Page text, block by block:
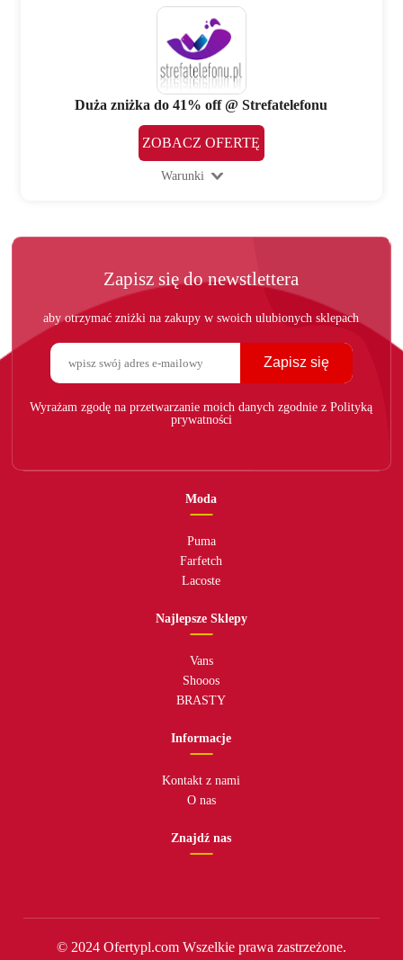
Duża zniżka do 41% off @ Strefatelefonu
ZOBACZ OFERTĘ
Warunki
Zapisz się do newstlettera
aby otrzymać zniżki na zakupy w swoich ulubionych sklepach
Zapisz się
Wyrażam zgodę na przetwarzanie moich danych zgodnie z Polityką
prywatności
Moda
Puma
Farfetch
Lacoste
Najlepsze Sklepy
Vans
Shooos
BRASTY
Informacje
Kontakt z nami
O nas
Znajdź nas
© 2024 Ofertypl.com Wszelkie prawa zastrzeżone.